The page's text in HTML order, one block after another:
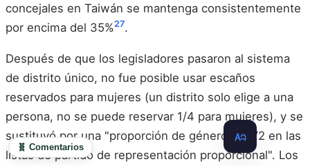
concejales en Taiwán se mantenga consistentemente
por encima del 35%27.
Después de que los legisladores pasaron al sistema
de distrito único, no fue posible usar escaños
reservados para mujeres (un distrito solo elige a una
persona, no se puede reservar 1/4 para mujeres), y se
sustituyó por una "proporción de género de 1/2 en las
listas de partido de representación proporcional". Los
🧬 Comentarios